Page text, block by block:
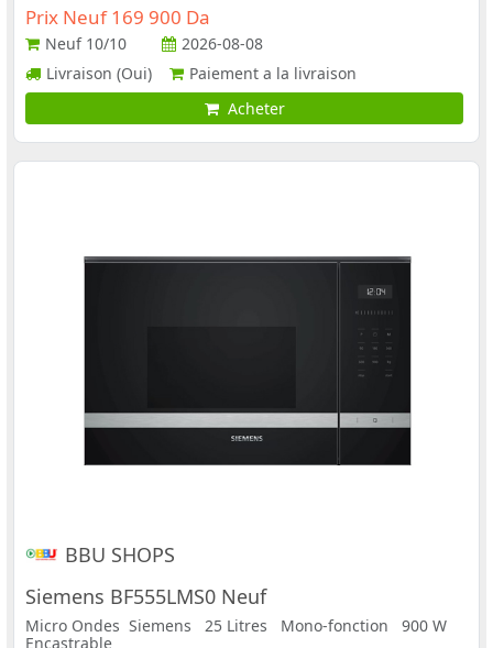
Prix Neuf 169 900 Da
Neuf 10/10
2026-08-08
Livraison (Oui)
Paiement a la livraison
Acheter
BBU SHOPS
Siemens BF555LMS0 Neuf
Micro Ondes Siemens 25 Litres Mono-fonction 900 W
Encastrable